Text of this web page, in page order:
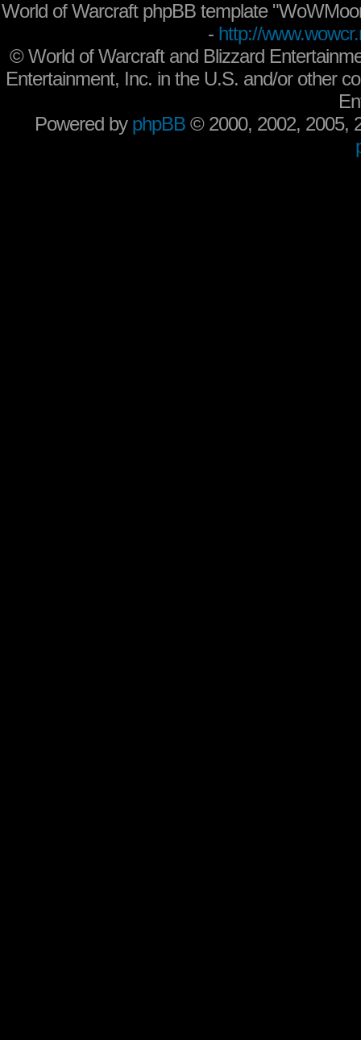
World of Warcraft phpBB template
- http://
©World of Warcraft and Blizzard
Entertainment, Inc. in the U.S. and/or other
Powered by phpBB © 2000, 2002, 2005,